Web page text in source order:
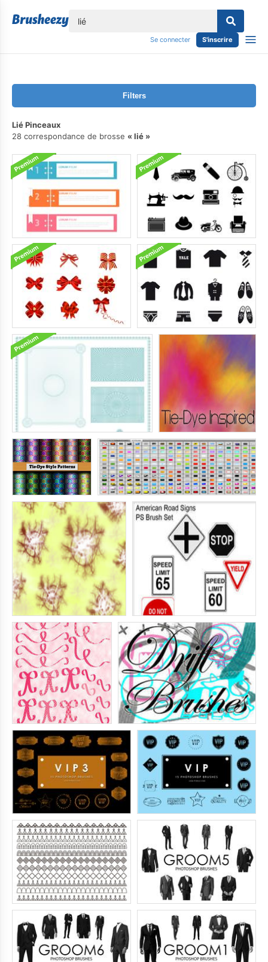
Se connecter S'inscrire
Filters
Lié Pinceaux
28 correspondance de brosse
lié